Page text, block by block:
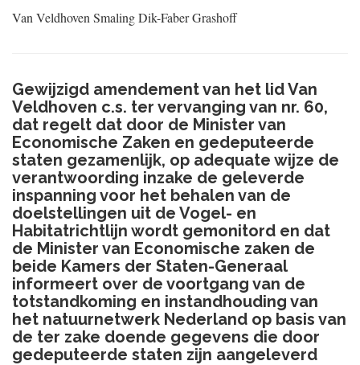
Van Veldhoven SmalingDik-FaberGrashoff
Gewijzigd amendement van het lid Van
Veldhoven c.s. ter vervanging van nr. 60,
dat regelt dat door de Minister van
Economische Zaken en gedeputeerde
staten gezamenlijk, op adequate wijze de
verantwoording inzake de geleverde
inspanning voor het behalen van de
doelstellingen uit de Vogel- en
Habitatrichtlijn wordt gemonitord en dat
de Minister van Economische zaken de
beide Kamers der Staten-Generaal
informeert over de voortgang van de
totstandkoming en instandhouding van
het natuurnetwerk Nederland op basis van
de ter zake doende gegevens die door
gedeputeerde staten zijn aangeleverd